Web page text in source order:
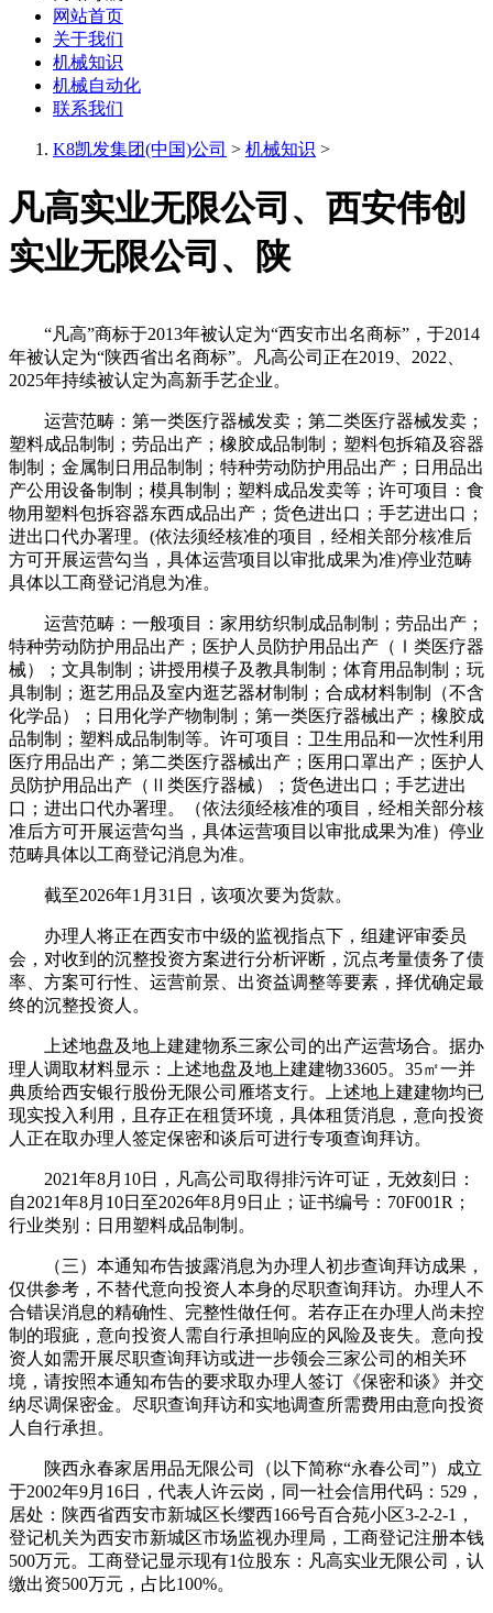
网站首页
关于我们
机械知识
机械自动化
联系我们
K8凯发集团(中国)公司 > 机械知识 >
凡高实业无限公司、西安伟创
实业无限公司、陕
“凡高”商标于2013年被认定为“西安市出名商标”，于2014
年被认定为“陕西省出名商标”。凡高公司正在2019、2022、
2025年持续被认定为高新手艺企业。
运营范畴：第一类医疗器械发卖；第二类医疗器械发卖；
塑料成品制制；劳品出产；橡胶成品制制；塑料包拆箱及容器
制制；金属制日用品制制；特种劳动防护用品出产；日用品出
产公用设备制制；模具制制；塑料成品发卖等；许可项目：食
物用塑料包拆容器东西成品出产；货色进出口；手艺进出口；
进出口代办署理。(依法须经核准的项目，经相关部分核准后
方可开展运营勾当，具体运营项目以审批成果为准)停业范畴
具体以工商登记消息为准。
运营范畴：一般项目：家用纺织制成品制制；劳品出产；
特种劳动防护用品出产；医护人员防护用品出产（Ⅰ类医疗器
械）；文具制制；讲授用模子及教具制制；体育用品制制；玩
具制制；逛艺用品及室内逛艺器材制制；合成材料制制（不含
化学品）；日用化学产物制制；第一类医疗器械出产；橡胶成
品制制；塑料成品制制等。许可项目：卫生用品和一次性利用
医疗用品出产；第二类医疗器械出产；医用口罩出产；医护人
员防护用品出产（Ⅱ类医疗器械）；货色进出口；手艺进出
口；进出口代办署理。（依法须经核准的项目，经相关部分核
准后方可开展运营勾当，具体运营项目以审批成果为准）停业
范畴具体以工商登记消息为准。
截至2026年1月31日，该项次要为货款。
办理人将正在西安市中级的监视指点下，组建评审委员
会，对收到的沉整投资方案进行分析评断，沉点考量债务了债
率、方案可行性、运营前景、出资益调整等要素，择优确定最
终的沉整投资人。
上述地盘及地上建建物系三家公司的出产运营场合。据办
理人调取材料显示：上述地盘及地上建建物33605。35㎡一并
典质给西安银行股份无限公司雁塔支行。上述地上建建物均已
现实投入利用，且存正在租赁环境，具体租赁消息，意向投资
人正在取办理人签定保密和谈后可进行专项查询拜访。
2021年8月10日，凡高公司取得排污许可证，无效刻日：
自2021年8月10日至2026年8月9日止；证书编号：70F001R；
行业类别：日用塑料成品制制。
（三）本通知布告披露消息为办理人初步查询拜访成果，
仅供参考，不替代意向投资人本身的尽职查询拜访。办理人不
合错误消息的精确性、完整性做任何。若存正在办理人尚未控
制的瑕疵，意向投资人需自行承担响应的风险及丧失。意向投
资人如需开展尽职查询拜访或进一步领会三家公司的相关环
境，请按照本通知布告的要求取办理人签订《保密和谈》并交
纳尽调保密金。尽职查询拜访和实地调查所需费用由意向投资
人自行承担。
陕西永春家居用品无限公司（以下简称“永春公司”）成立
于2002年9月16日，代表人许云岗，同一社会信用代码：529，
居处：陕西省西安市新城区长缨西166号百合苑小区3-2-2-1，
登记机关为西安市新城区市场监视办理局，工商登记注册本钱
500万元。工商登记显示现有1位股东：凡高实业无限公司，认
缴出资500万元，占比100%。